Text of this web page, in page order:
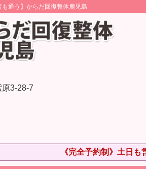
通う】からだ回復整体鹿児島
3-28-7
《完全予約制》土日